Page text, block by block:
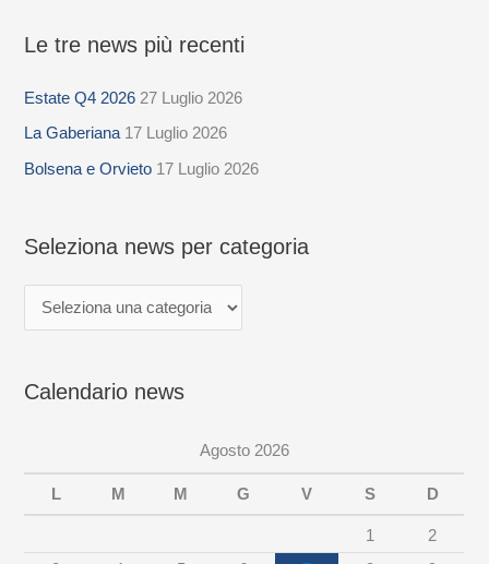
Le tre news più recenti
Estate Q4 2026 27 Luglio 2026
La Gaberiana 17 Luglio 2026
Bolsena e Orvieto 17 Luglio 2026
Seleziona news per categoria
S
l
e
z
n
w
r
c
Calendario news
Agosto 2026
L M M G V S D
1
2